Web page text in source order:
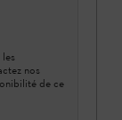
nos
de ce